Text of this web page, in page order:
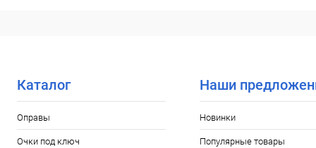
Каталог
Оправы
Очки под ключ
Наши
Новинки
Популярные товары